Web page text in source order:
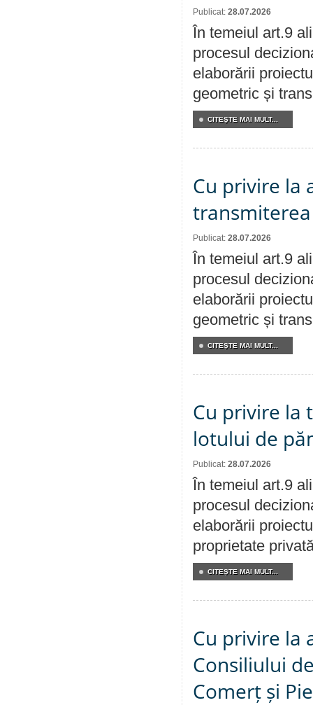
Publicat: 28.07.2026
În temeiul art.9
procesul
elaborării
geometric și
CITEŞTE MAI MULT...
Cu privire la
Publicat: 28.07.2026
În temeiul art.9
procesul
elaborării
geometric și
CITEŞTE MAI MULT...
Cu privire la
lotului de
Publicat: 28.07.2026
În temeiul art.9
procesul
elaborării
proprietate
CITEŞTE MAI MULT...
Cu privire la
Consiliului
Comerț și